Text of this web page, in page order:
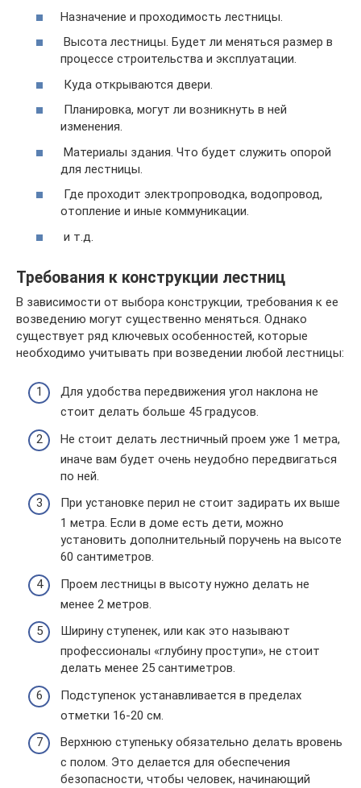
Назначение и проходимость лестницы.
Высота лестницы. Будет ли меняться размер в
процессе строительства и эксплуатации.
Куда открываются двери.
Планировка, могут ли возникнуть в ней
изменения.
Материалы здания. Что будет служить опорой
для лестницы.
Где проходит электропроводка, водопровод,
отопление и иные коммуникации.
и т.д.
Требования к конструкции лестниц
В зависимости от выбора конструкции, требования к ее
возведению могут существенно меняться. Однако
существует ряд ключевых особенностей, которые
необходимо учитывать при возведении любой лестницы:
Для удобства передвижения угол наклона не
стоит делать больше 45 градусов.
Не стоит делать лестничный проем уже 1 метра,
иначе вам будет очень неудобно передвигаться
по ней.
При установке перил не стоит задирать их выше
1 метра. Если в доме есть дети, можно
установить дополнительный поручень на высоте
60 сантиметров.
Проем лестницы в высоту нужно делать не
менее 2 метров.
Ширину ступенек, или как это называют
профессионалы «глубину проступи», не стоит
делать менее 25 сантиметров.
Подступенок устанавливается в пределах
отметки 16-20 см.
Верхнюю ступеньку обязательно делать вровень
с полом. Это делается для обеспечения
безопасности, чтобы человек, начинающий